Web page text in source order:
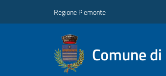
Regione Piemonte
Comune